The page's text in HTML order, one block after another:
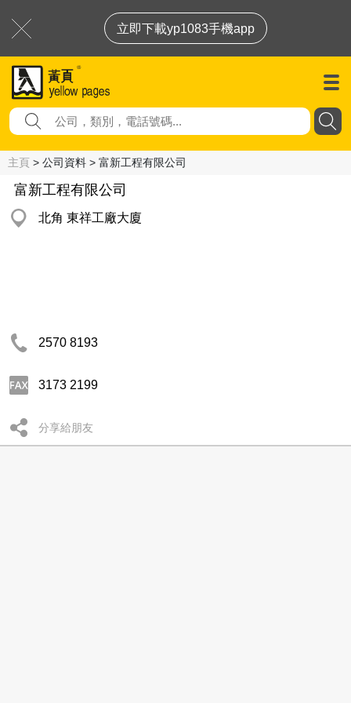
立即下載yp1083手機app
主頁 > 公司資料 > 富新工程有限公司
富新工程有限公司
北角 東祥工廠大廈
2570 8193
3173 2199
分享給朋友